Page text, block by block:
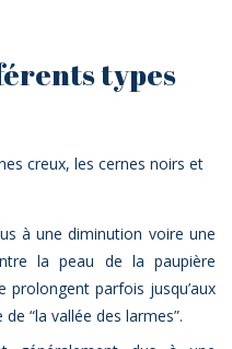
types
creux, les cernes noirs et
à une diminution voire une
la peau de la paupière
prolongent parfois jusqu’aux
“la vallée des larmes”.